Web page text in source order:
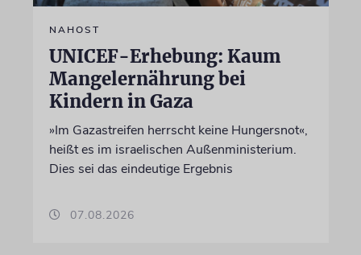
NAHOST
UNICEF-Erhebung: Kaum
Mangelernährung bei
Kindern in Gaza
»Im Gazastreifen herrscht keine Hungersnot«,
heißt es im israelischen Außenministerium.
Dies sei das eindeutige Ergebnis
07.08.2026